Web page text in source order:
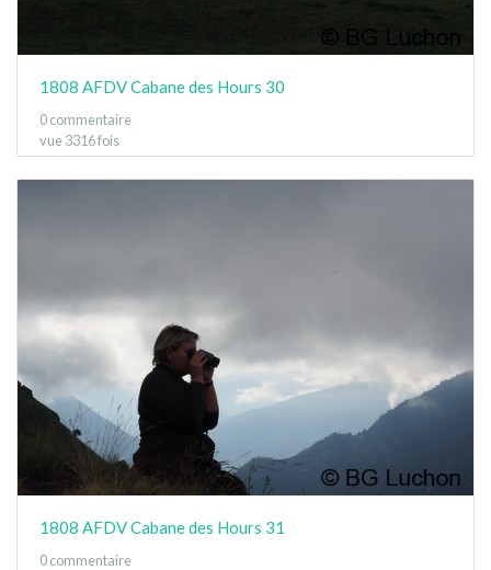
1808 AFDV Cabane des Hours 30
0 commentaire
vue 3316 fois
1808 AFDV Cabane des Hours 31
0 commentaire